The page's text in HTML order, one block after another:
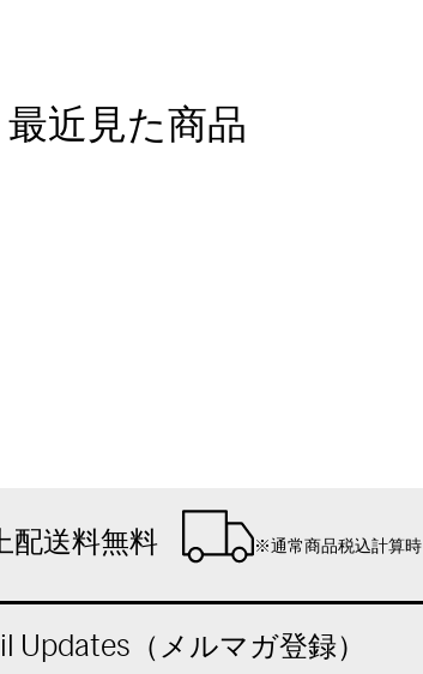
最近見た商品
配送料無料 ※通常商品税込計算時
Updates（メルマガ登録）